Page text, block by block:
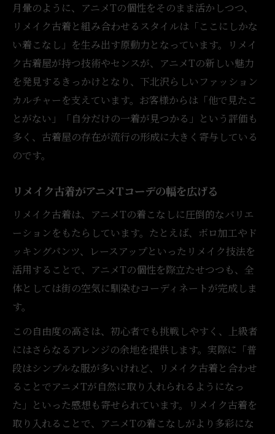
月暈のように、アニメTの個性をそのまま活かしつつ、
リメイク古着と組み合わせるスタイルは「ここにしかな
い着こなし」を生み出す原動力となっています。リメイ
ク古着屋が持つ技術やセンスが、アニメTの新しい魅力
を発見するきっかけとなり、下北沢らしいファッション
カルチャーを支えています。お客様からは「他で見たこ
とがない」「自分だけの一着が見つかる」という評価も
多く、古着屋の存在が流行の形成に大きく寄与している
のです。
リメイク古着がアニメTコーデの幅を広げる
リメイク古着は、アニメTの着こなしに圧倒的なバリエ
ーションをもたらしています。たとえば、ボロ加工やド
ッキングパンツ、レースアップといったリメイク技法を
活用することで、アニメTの個性を際立たせつつも、全
体としては街の空気に馴染むコーディネートが完成しま
す。
この自由度の高さは、初心者でも挑戦しやすく、上級者
にはさらなるアレンジの余地を提供します。実際に「普
段はシンプルな服が多いけれど、リメイク古着と合わせ
ることでアニメTが自然に取り入れられるようになっ
た」といった感想も寄せられています。リメイク古着を
取り入れることで、アニメTの着こなしがより多彩にな